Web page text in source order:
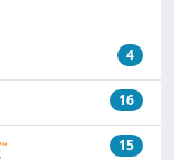
4
16
15